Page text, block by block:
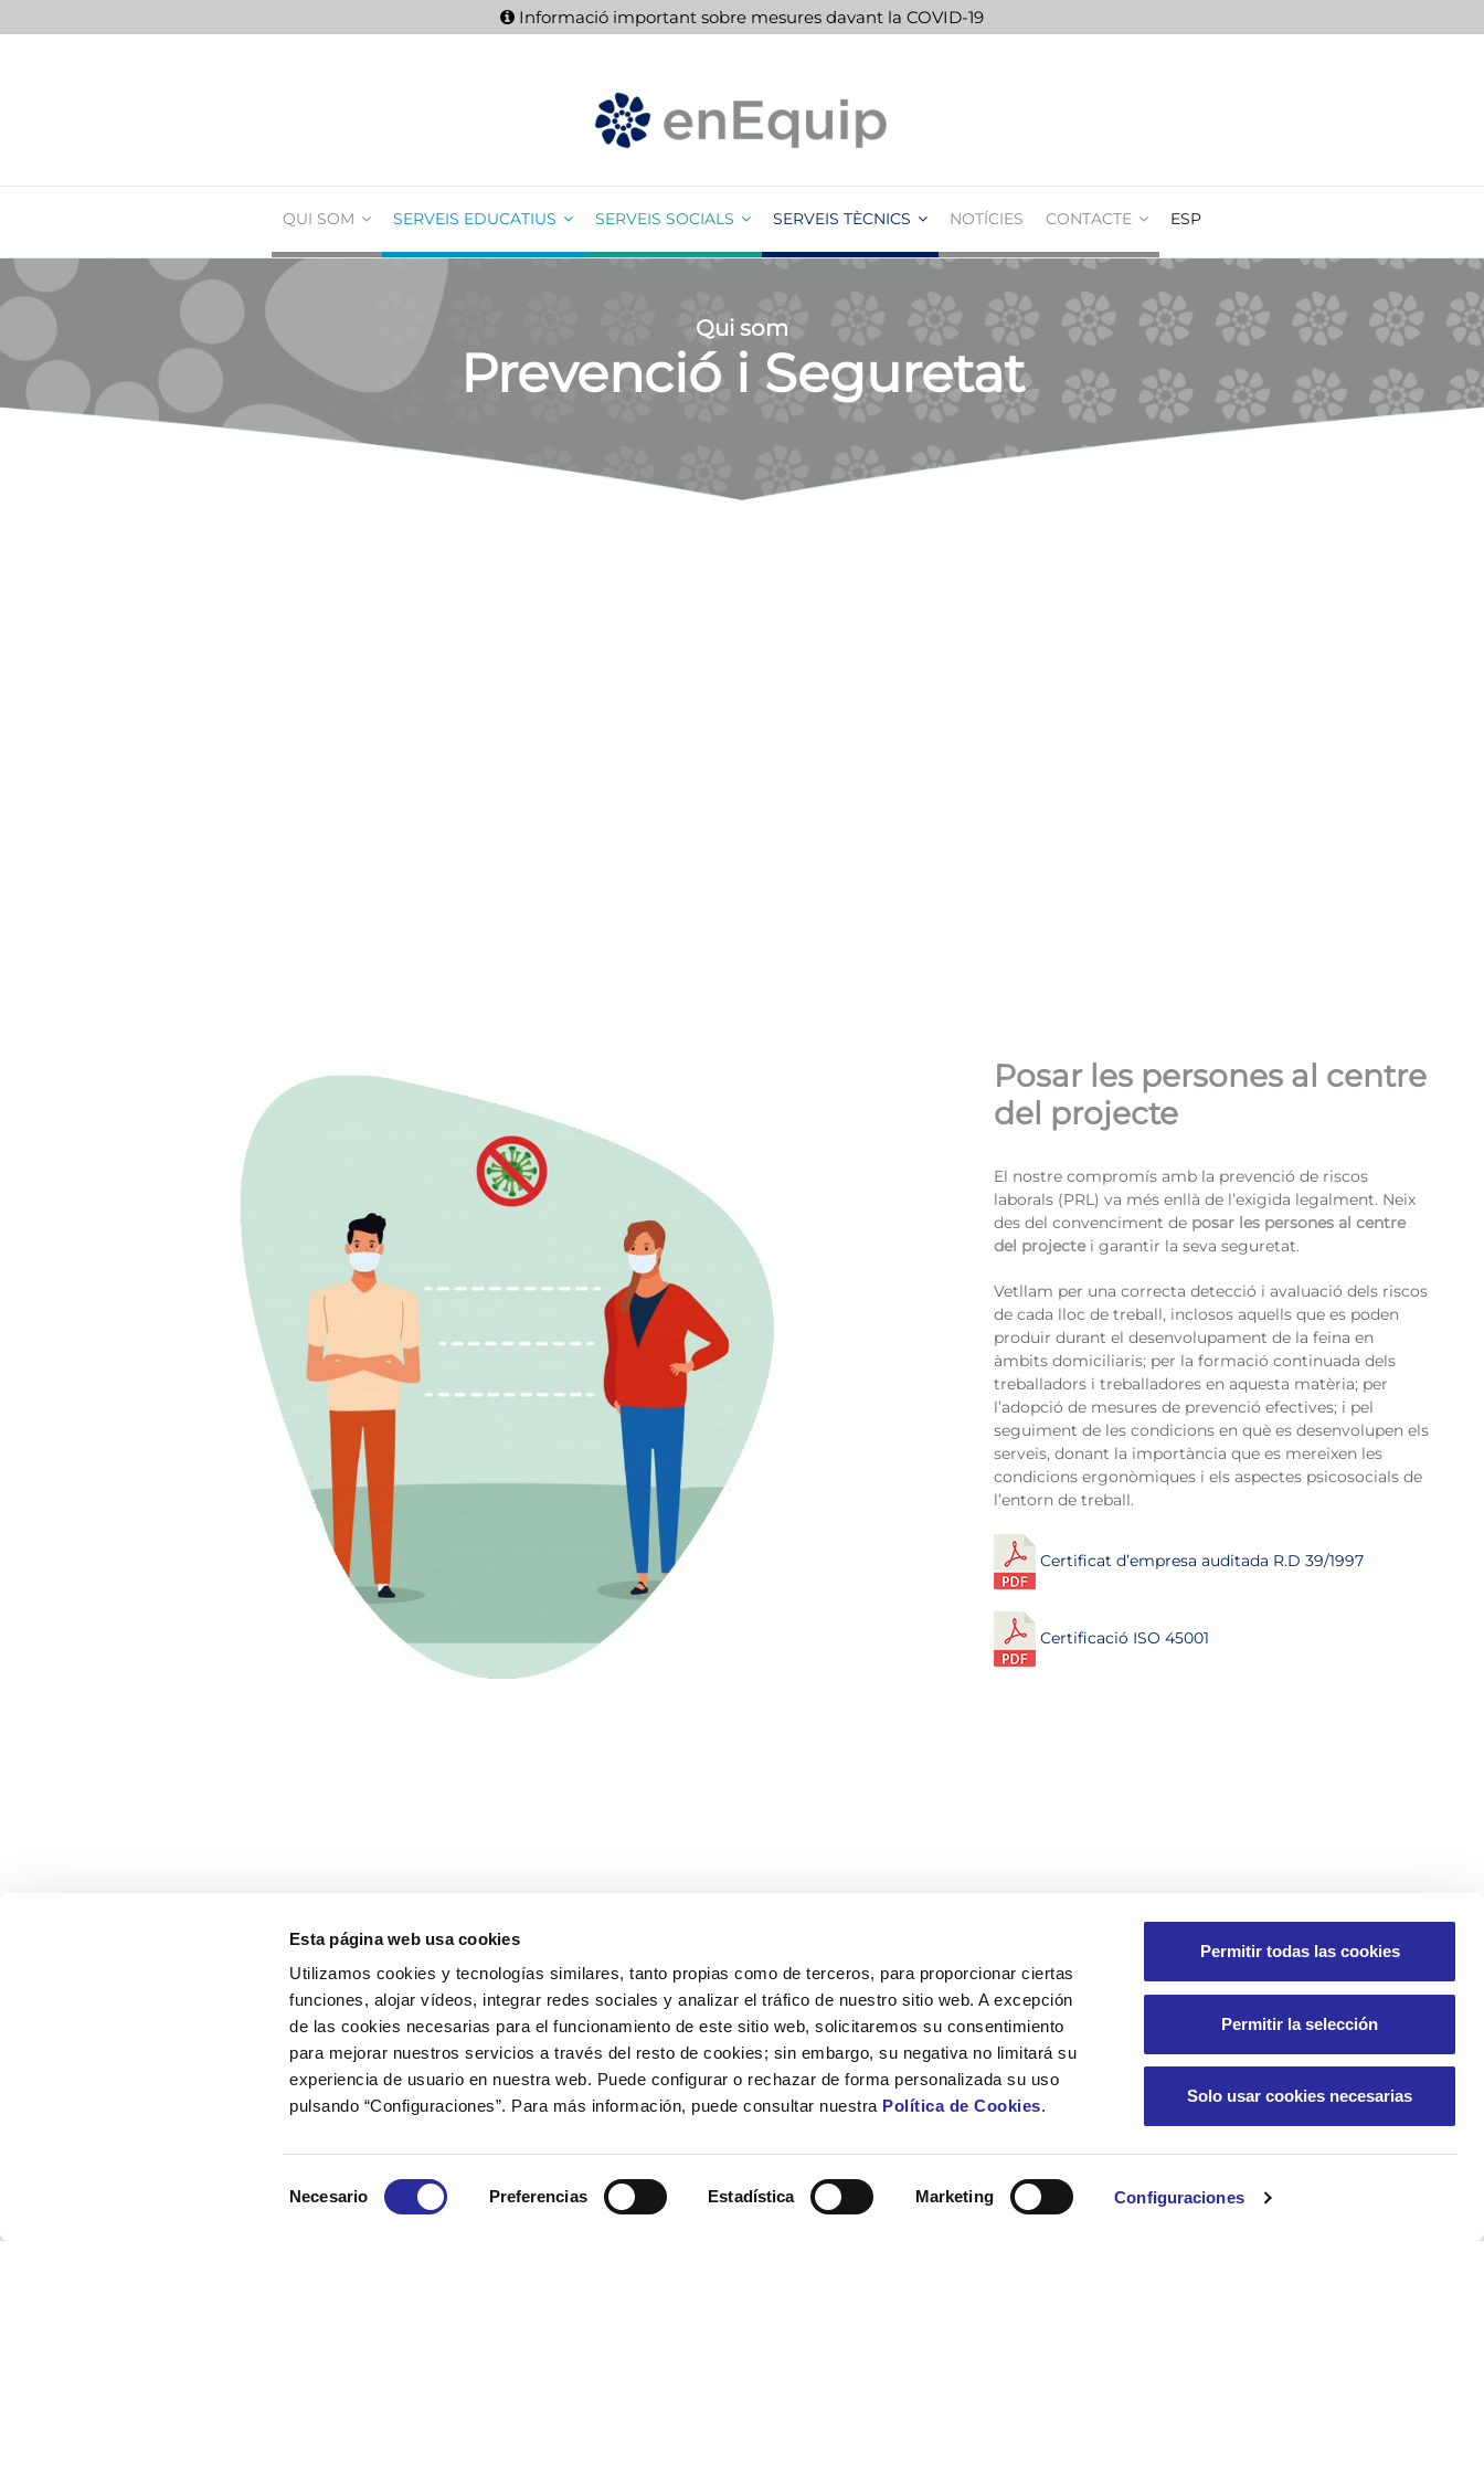
Esta página web usa cookies
Utilizamos cookies y tecnologías similares, tanto propias como de terceros, para proporcionar ciertas
funciones, alojar vídeos, integrar redes sociales y analizar el tráfico de nuestro sitio web. A excepción
de las cookies necesarias para el funcionamiento de este sitio web, solicitaremos su consentimiento
para mejorar nuestros servicios a través del resto de cookies; sin embargo, su negativa no limitará su
experiencia de usuario en nuestra web. Puede configurar o rechazar de forma personalizada su uso
pulsando “Configuraciones”. Para más información, puede consultar nuestra Política de Cookies.
Necesario Preferencias Estadística Marketing Configuraciones
Permitir todas las cookies
Permitir la selección
Solo usar cookies necesarias
Informació important sobre mesures davant la COVID-19
QUI SOM SERVEIS EDUCATIUS SERVEIS SOCIALS SERVEIS TÈCNICS NOTÍCIES CONTACTE ESP
Qui som
Prevenció i Seguretat
Posar les persones al centre
del projecte
El nostre compromís amb la prevenció de riscos
laborals (PRL) va més enllà de l’exigida legalment. Neix
des del convenciment de posar les persones al centre
del projectei garantir la seva seguretat.
Vetllam per una correcta detecció i avaluació dels riscos
de cada lloc de treball, inclosos aquells que es poden
produir durant el desenvolupament de la feina en
àmbits domiciliaris; per la formació continuada dels
treballadors i treballadores en aquesta matèria; per
l’adopció de mesures de prevenció efectives; i pel
seguiment de les condicions en què es desenvolupen els
serveis, donant la importància que es mereixen les
condicions ergonòmiques i els aspectes psicosocials de
l’entorn de treball.
Certificat d’empresa auditada R.D 39/1997
Certificació ISO 45001